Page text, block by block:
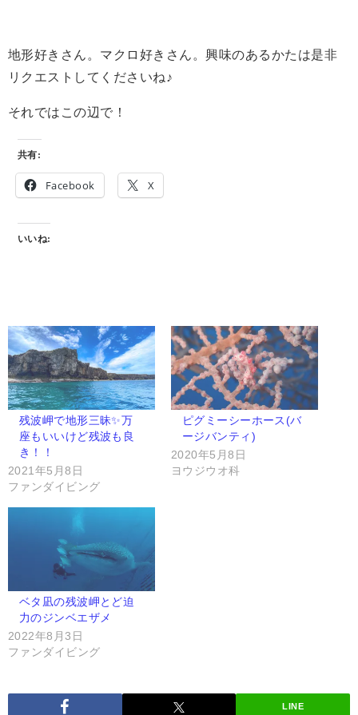
地形好きさん。マクロ好きさん。興味のあるかたは是非
リクエストしてくださいね♪
それではこの辺で！
共有:
Facebook X
いいね:
残波岬で地形三昧✨万
座もいいけど残波も良
き！！
2021年5月8日
ファンダイビング
ピグミーシーホース(バ
ージバンティ)
2020年5月8日
ヨウジウオ科
ベタ凪の残波岬とど迫
力のジンベエザメ
2022年8月3日
ファンダイビング
LINE